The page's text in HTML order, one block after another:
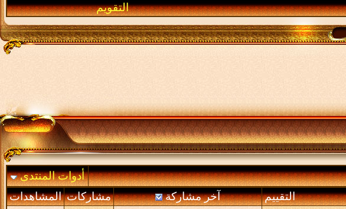
التقويم
أدوات المنتدى
التقييم
آخر مشاركة مشاركات المشاهدات